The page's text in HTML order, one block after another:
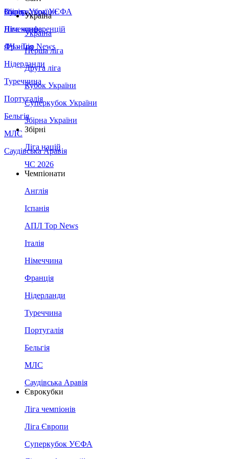
Збірна України
Італія
Німеччина
Франція
Нідерланди
Туреччина
Португалія
Бельгія
МЛС
Саудівська Аравія
Суперкубок УЄФА
Ліга конференцій
ЛЧ - Top News
Україна
Україна
Перша ліга
Друга ліга
Кубок України
Суперкубок України
Збірна України
Збірні
Ліга націй
ЧС 2026
Чемпіонати
Англія
Іспанія
АПЛ Top News
Італія
Німеччина
Франція
Нідерланди
Туреччина
Португалія
Бельгія
МЛС
Саудівська Аравія
Єврокубки
Ліга чемпіонів
Ліга Європи
Суперкубок УЄФА